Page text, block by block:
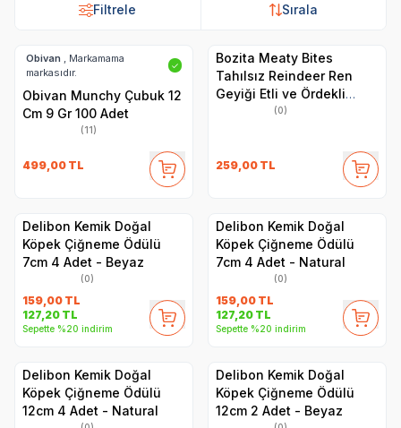
Filtrele Sırala
Obivan , Markamama
markasıdır.
✓
Obivan Munchy Çubuk 12
Cm 9 Gr 100 Adet
(11)
499,00 TL
Bozita Meaty Bites
Tahılsız Reindeer Ren
Geyiği Etli ve Ördekli
Köpek Ödül Maması 70 gr
(0)
259,00 TL
Delibon Kemik Doğal
Köpek Çiğneme Ödülü
7cm 4 Adet - Beyaz
(0)
159,00 TL
127,20 TL
Sepette %20 indirim
Delibon Kemik Doğal
Köpek Çiğneme Ödülü
7cm 4 Adet - Natural
(0)
159,00 TL
127,20 TL
Sepette %20 indirim
Delibon Kemik Doğal
Köpek Çiğneme Ödülü
12cm 4 Adet - Natural
Delibon Kemik Doğal
Köpek Çiğneme Ödülü
12cm 2 Adet - Beyaz